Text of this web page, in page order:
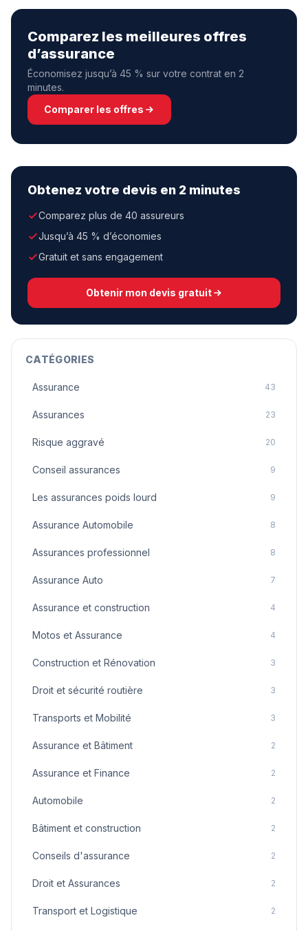
Comparez les meilleures offres
d’assurance
Économisez jusqu’à 45 % sur votre contrat en 2
minutes.
Comparer les offres
Obtenez votre devis en 2 minutes
Comparez plus de 40 assureurs
Jusqu’à 45 % d’économies
Gratuit et sans engagement
Obtenir mon devis gratuit
CATÉGORIES
Assurance 43
Assurances 23
Risque aggravé 20
Conseil assurances 9
Les assurances poids lourd 9
Assurance Automobile 8
Assurances professionnel 8
Assurance Auto 7
Assurance et construction 4
Motos et Assurance 4
Construction et Rénovation 3
Droit et sécurité routière 3
Transports et Mobilité 3
Assurance et Bâtiment 2
Assurance et Finance 2
Automobile 2
Bâtiment et construction 2
Conseils d'assurance 2
Droit et Assurances 2
Transport et Logistique 2